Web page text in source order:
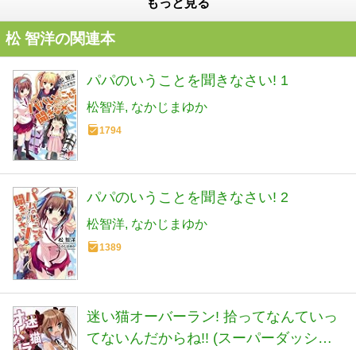
松 智洋の関連本
パパのいうことを聞きなさい! 1
松智洋 なかじまゆか
1794
パパのいうことを聞きなさい! 2
松智洋 なかじまゆか
1389
迷い猫オーバーラン! 拾ってなんていっ
てないんだからね!! (スーパーダッシュ